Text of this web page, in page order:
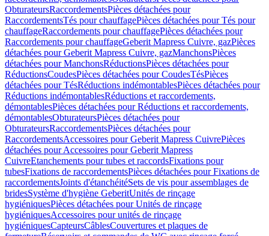
ObturateursRaccordementsPièces détachées pour
RaccordementsTés pour chauffagePièces détachées pour Tés pour
chauffageRaccordements pour chauffagePièces détachées pour
Raccordements pour chauffageGeberit Mapress Cuivre, gazPièces
détachées pour Geberit Mapress Cuivre, gazManchonsPièces
détachées pour ManchonsRéductionsPièces détachées pour
RéductionsCoudesPièces détachées pour CoudesTésPièces
détachées pour TésRéductions indémontablesPièces détachées pour
Réductions indémontablesRéductions et raccordements,
démontablesPièces détachées pour Réductions et raccordements,
démontablesObturateursPièces détachées pour
ObturateursRaccordementsPièces détachées pour
RaccordementsAccessoires pour Geberit Mapress CuivrePièces
détachées pour Accessoires pour Geberit Mapress
CuivreEtanchements pour tubes et raccordsFixations pour
tubesFixations de raccordementsPièces détachées pour Fixations de
raccordementsJoints d'étanchéitéSets de vis pour assemblages de
bridesSystème d'hygiène GeberitUnités de rinçage
hygiéniquesPièces détachées pour Unités de rinçage
hygiéniquesAccessoires pour unités de rinçage
hygiéniquesCapteursCâblesCouvertures et plaques de